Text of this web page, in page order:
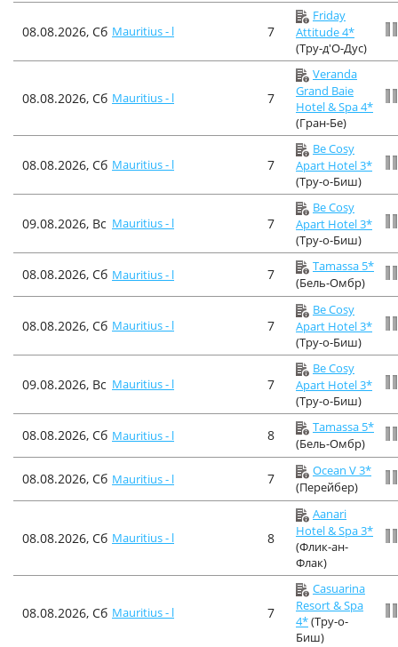
08.08.2026, Сб Mauritius - l 7
Friday
Attitude 4*
(Тру-д'О-Дус)
08.08.2026, Сб Mauritius - l 7
Veranda
Grand Baie
Hotel & Spa 4*
(Гран-Бе)
08.08.2026, Сб Mauritius - l 7
Be Cosy
Apart Hotel 3*
(Тру-о-Биш)
09.08.2026, Вс Mauritius - l 7
Be Cosy
Apart Hotel 3*
(Тру-о-Биш)
08.08.2026, Сб Mauritius - l 7
Tamassa 5*
(Бель-Омбр)
08.08.2026, Сб Mauritius - l 7
Be Cosy
Apart Hotel 3*
(Тру-о-Биш)
09.08.2026, Вс Mauritius - l 7
Be Cosy
Apart Hotel 3*
(Тру-о-Биш)
08.08.2026, Сб Mauritius - l 8
Tamassa 5*
(Бель-Омбр)
08.08.2026, Сб Mauritius - l 7
Ocean V 3*
(Перейбер)
08.08.2026, Сб Mauritius - l 8
Aanari
Hotel & Spa 3*
(Флик-ан-
Флак)
08.08.2026, Сб Mauritius - l 7
Casuarina
Resort & Spa
4*(Тру-о-
Биш)